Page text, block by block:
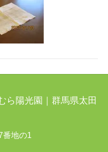
ら陽光園｜群馬県太田
番地の1